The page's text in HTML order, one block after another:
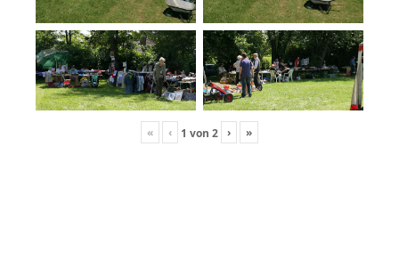
« ‹ 1 von 2 › »